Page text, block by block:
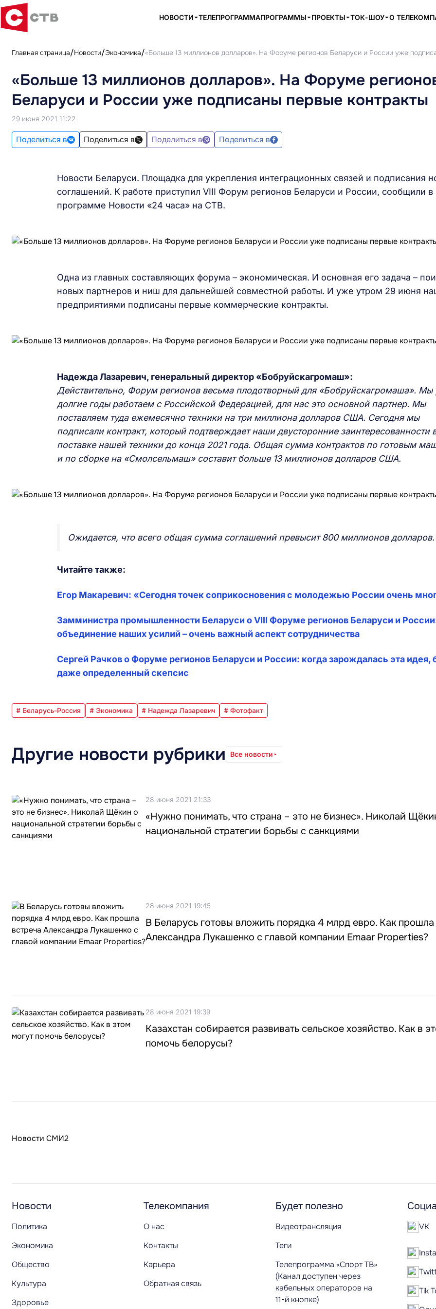
НОВОСТИ ТЕЛЕПРОГРАММАПРОГРАММЫ ПРОЕКТЫ ТОК-ШОУ О
Главная страница Новости Экономика «Больше 13 миллионов долларов». На Форуме регионов Беларуси и России уже
«Больше 13 миллионов долларов». На Форуме
Беларуси и России уже подписаны первые контракты
29 июня 2021 11:22
Поделиться в Поделиться в Поделиться в Поделиться в
Новости Беларуси. Площадка для укрепления интеграционных связей и подписания
соглашений. К работе приступил VIII Форум регионов Беларуси и России, сообщили в
программе Новости «24 часа» на СТВ.
Одна из главных составляющих форума – экономическая. И основная его задача –
новых партнеров и ниш для дальнейшей совместной работы. И уже утром 29 июня
предприятиями подписаны первые коммерческие контракты.
Надежда Лазаревич, генеральный директор «Бобруйскагромаш»:
Действительно, Форум регионов весьма плодотворный для «Бобруйскагромаша». Мы
долгие годы работаем с Российской Федерацией, для нас это основной партнер. Мы
поставляем туда ежемесячно техники на три миллиона долларов США. Сегодня мы
подписали контракт, который подтверждает наши двусторонние заинтересованности
поставке нашей техники до конца 2021 года. Общая сумма контрактов по готовым
и по сборке на «Смолсельмаш» составит больше 13 миллионов долларов США.
Ожидается, что всего общая сумма соглашений превысит 800 миллионов долларов.
Читайте также:
Егор Макаревич: «Сегодня точек соприкосновения с молодежью России очень
Замминистра промышленности Беларуси о VIII Форуме регионов Беларуси и
объединение наших усилий – очень важный аспект сотрудничества
Сергей Рачков о Форуме регионов Беларуси и России: когда зарождалась эта идея,
даже определенный скепсис
# Беларусь-Россия # Экономика # Надежда Лазаревич # Фотофакт
Другие новости рубрики Все новости
28 июня 2021 21:33
«Нужно понимать, что страна – это не бизнес». Николай
национальной стратегии борьбы с санкциями
28 июня 2021 19:45
​В Беларусь готовы вложить порядка 4 млрд евро. Как прошла
Александра Лукашенко с главой компании Emaar Properties?
28 июня 2021 19:39
Казахстан собирается развивать сельское хозяйство. Как в
помочь белорусы?
Новости СМИ2
Новости
Политика
Экономика
Общество
Культура
Здоровье
Телекомпания
О нас
Контакты
Карьера
Обратная связь
Будет полезно
Видеотрансляция
Теги
Телепрограмма «Спорт ТВ»
(Канал доступен через
кабельных операторов на
11-й кнопке)
VK
Tik